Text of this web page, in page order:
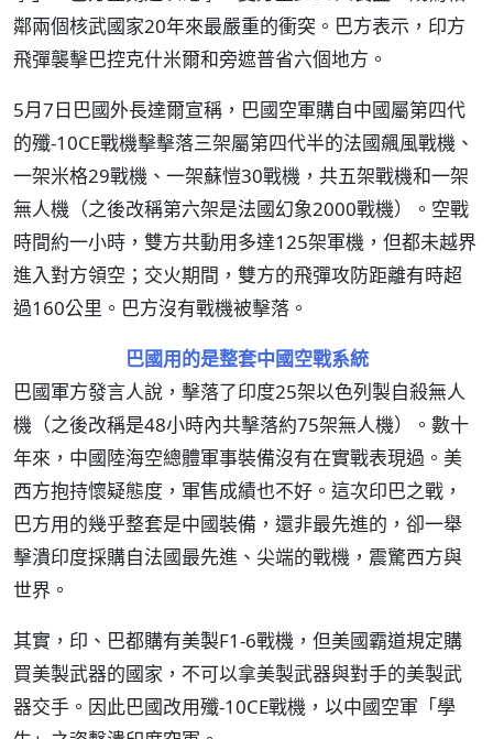
鄰兩個核武國家20年來最嚴重的衝突。巴方表示，印方
飛彈襲擊巴控克什米爾和旁遮普省六個地方。
5月7日巴國外長達爾宣稱，巴國空軍購自中國屬第四代
的殲-10CE戰機擊擊落三架屬第四代半的法國飆風戰機、
一架米格29戰機、一架蘇愷30戰機，共五架戰機和一架
無人機（之後改稱第六架是法國幻象2000戰機）。空戰
時間約一小時，雙方共動用多達125架軍機，但都未越界
進入對方領空；交火期間，雙方的飛彈攻防距離有時超
過160公里。巴方沒有戰機被擊落。
巴國用的是整套中國空戰系統
巴國軍方發言人說，擊落了印度25架以色列製自殺無人
機（之後改稱是48小時內共擊落約75架無人機）。數十
年來，中國陸海空總體軍事裝備沒有在實戰表現過。美
西方抱持懷疑態度，軍售成績也不好。這次印巴之戰，
巴方用的幾乎整套是中國裝備，還非最先進的，卻一舉
擊潰印度採購自法國最先進、尖端的戰機，震驚西方與
世界。
其實，印、巴都購有美製F1-6戰機，但美國霸道規定購
買美製武器的國家，不可以拿美製武器與對手的美製武
器交手。因此巴國改用殲-10CE戰機，以中國空軍「學